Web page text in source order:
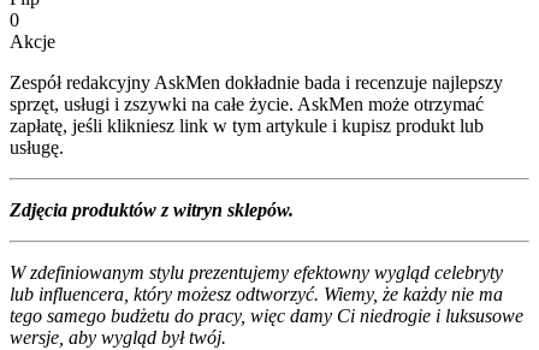
0
Akcje
Zespół redakcyjny AskMen dokładnie bada i recenzuje najlepszy
sprzęt, usługi i zszywki na całe życie. AskMen może otrzymać
zapłatę, jeśli klikniesz link w tym artykule i kupisz produkt lub
usługę.
Zdjęcia produktów z witryn sklepów.
W zdefiniowanym stylu prezentujemy efektowny wygląd celebryty
lub influencera, który możesz odtworzyć. Wiemy, że każdy nie ma
tego samego budżetu do pracy, więc damy Ci niedrogie i luksusowe
wersje, aby wygląd był twój.